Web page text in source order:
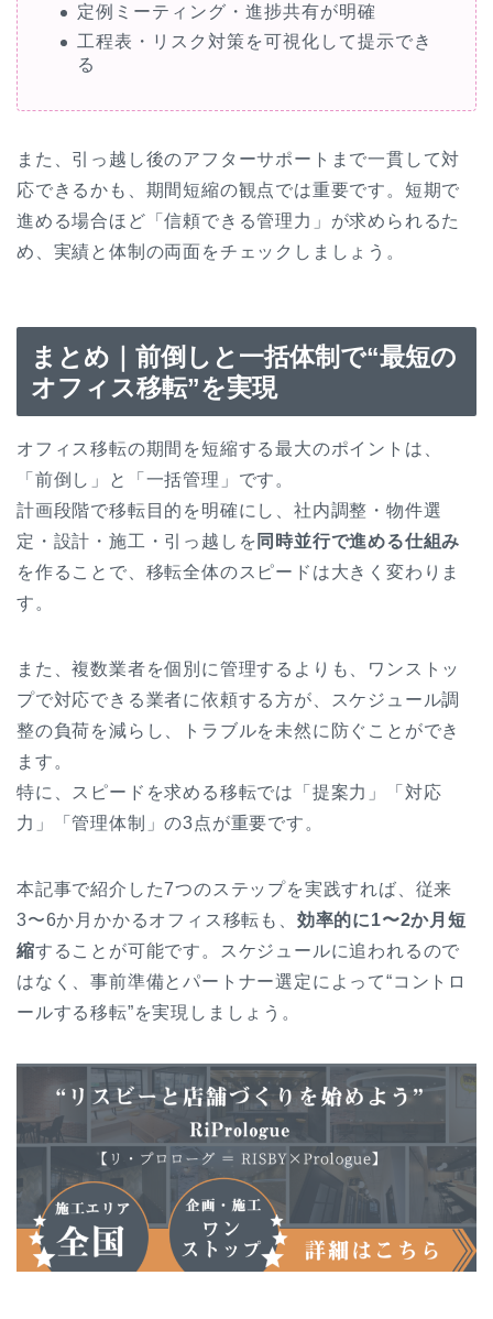
定例ミーティング・進捗共有が明確
工程表・リスク対策を可視化して提示でき
る
また、引っ越し後のアフターサポートまで一貫して対
応できるかも、期間短縮の観点では重要です。 短期で
進める場合ほど「信頼できる管理力」が求められるた
め、実績と体制の両面をチェックしましょう。
まとめ｜前倒しと一括体制で“最短の
オフィス移転”を実現
オフィス移転の期間を短縮する最大のポイントは、
「前倒し」と「一括管理」です。
計画段階で移転目的を明確にし、社内調整・物件選
定・設計・施工・引っ越しを 同時並行で進める仕組み
を作ることで、移転全体のスピードは大きく変わりま
す。
また、複数業者を個別に管理するよりも、ワンストッ
プで対応できる業者に依頼する方が、スケジュール調
整の負荷を減らし、トラブルを未然に防ぐことができ
ます。
特に、スピードを求める移転では「提案力」「対応
力」「管理体制」の3点が重要です。
本記事で紹介した7つのステップを実践すれば、従来
3〜6か月かかるオフィス移転も、 効率的に1〜2か月短
縮することが可能です。
スケジュールに追われるので
はなく、事前準備とパートナー選定によって“コントロ
ールする移転”を実現しましょう。